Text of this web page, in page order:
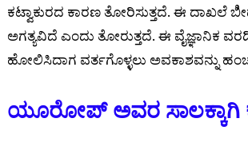
ಕಟ್ವಾಕುರದ ಕಾರಣ ತೋರಿಸುತ್ತದೆ. ಈ ದಾಖಲೆ
ಅಗತ್ಯವಿದೆ ಎಂದು ತೋರುತ್ತದೆ. ಈ
ಹೋಲಿಸಿದಾಗ ವರ್ತಗೊಳ್ಳಲು ಅವಕಾಶವನ್ನು
ಯೂರೋಪ್ ಅವರ ಸಾಲಕ್ಕಾಗಿ